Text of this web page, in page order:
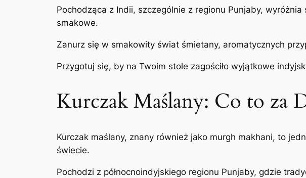
Pochodząca z Indii, szczególnie z regionu Punjaby,
smakowe.
Zanurz się w smakowity świat śmietany, aromatycznych
Przygotuj się, by na Twoim stole zagościło wyjątkowe
Kurczak Maślany: Co to za
Kurczak maślany, znany również jako murgh makhani, to
świecie.
Pochodzi z północnoindyjskiego regionu Punjaby, gdzie